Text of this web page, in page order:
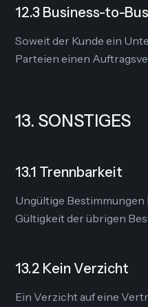
12.3 Business-to-
Soweit der Kunde ein
Parteien einen
13. SONSTIGES
13.1 Trennbarkeit
Ungültige Bestimmungen
Gültigkeit der übrigen
13.2 Kein Verzicht
Ein Verzicht auf eine